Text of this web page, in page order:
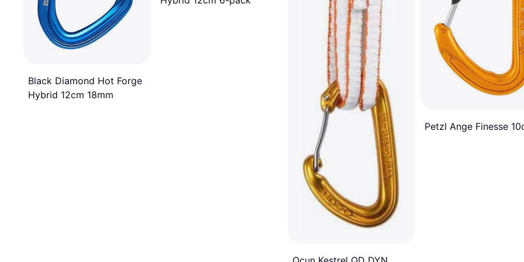
Black Diamond Hot Forge
Hybrid 12cm 18mm
Petzl Ange Finesse